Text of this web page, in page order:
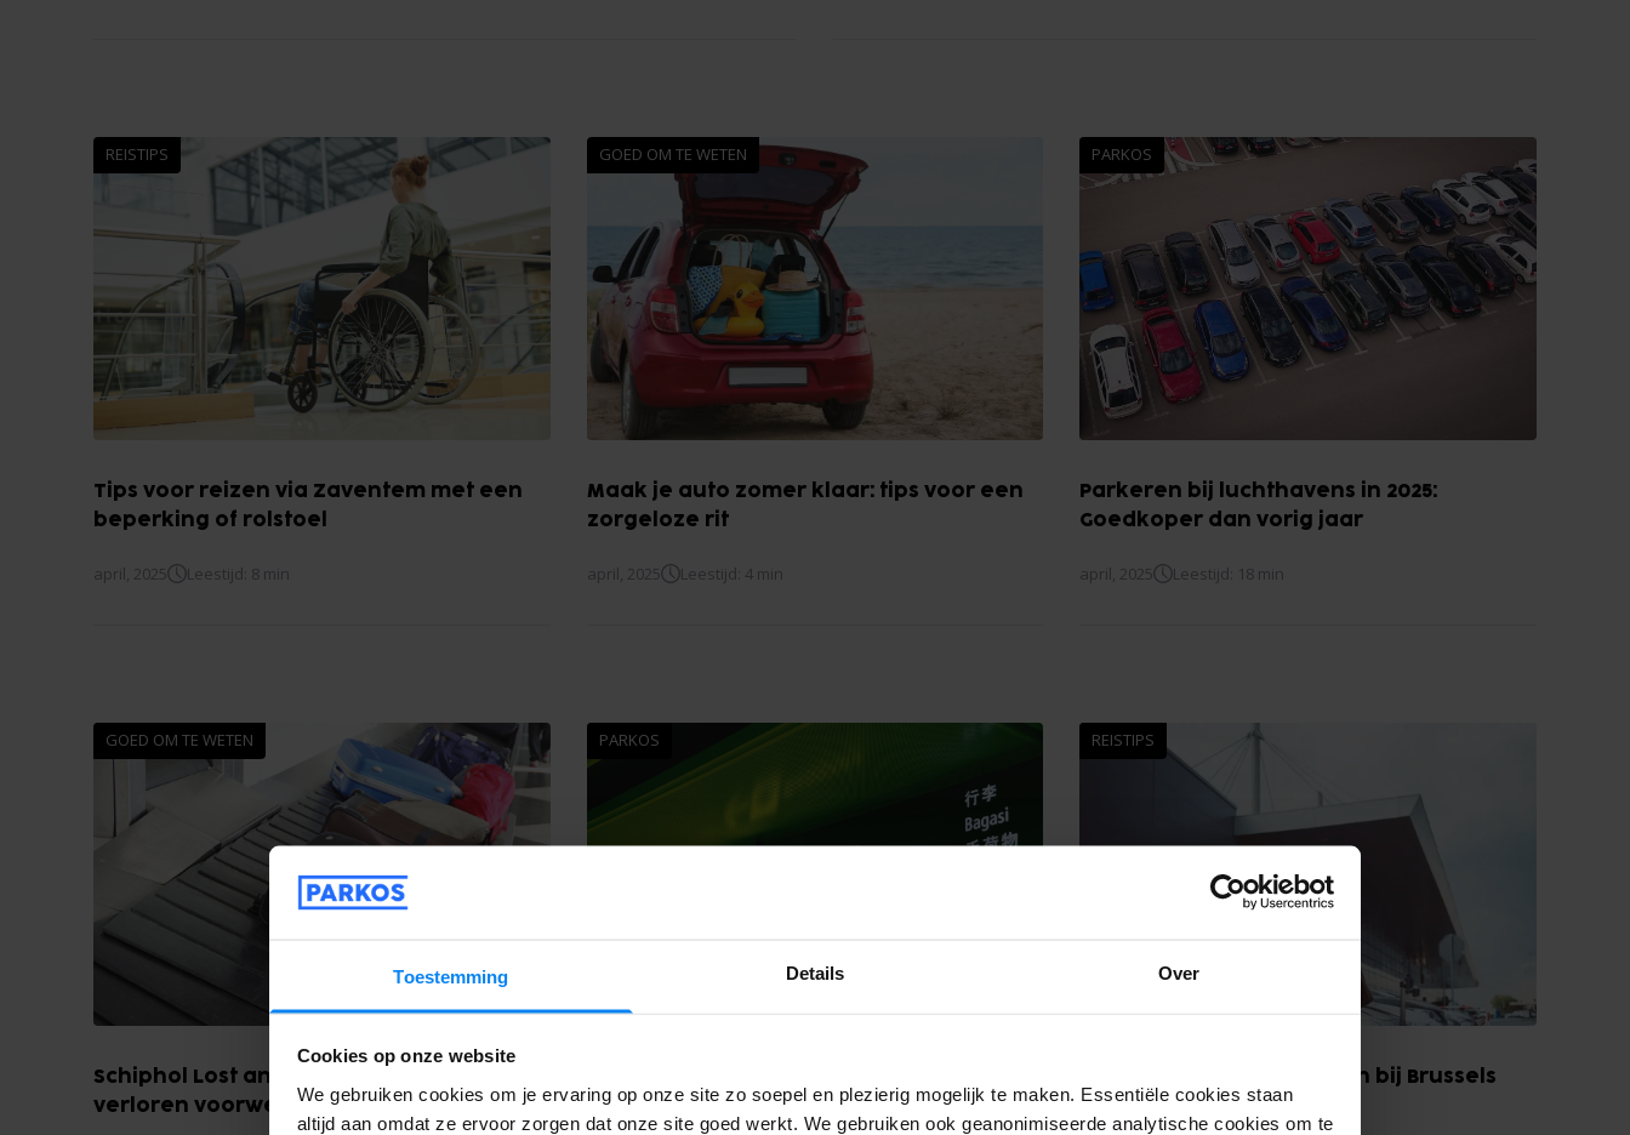
Toestemming Details Over
Cookies op onze website
We gebruiken cookies om je ervaring op onze site zo soepel en plezierig mogelijk te maken. Essentiële cookies staan
altijd aan omdat ze ervoor zorgen dat onze site goed werkt. We gebruiken ook geanonimiseerde analytische cookies om te
REISTIPS
Tips voor reizen via Zaventem met een
beperking of rolstoel
april, 2025 Leestijd: 8 min
GOED OM TE WETEN
Maak je auto zomer klaar: tips voor een
zorgeloze rit
april, 2025 Leestijd: 4 min
PARKOS
Parkeren bij luchthavens in 2025:
Goedkoper dan vorig jaar
april, 2025 Leestijd: 18 min
GOED OM TE WETEN
Schiphol Lost and Found: Zo vind je je
verloren voorwerpen terug
PARKOS
met hun bagage tijdens vliegreizen
REISTIPS
Kiss & Fly en kort parkeren bij Brussels
Airport (Zaventem)